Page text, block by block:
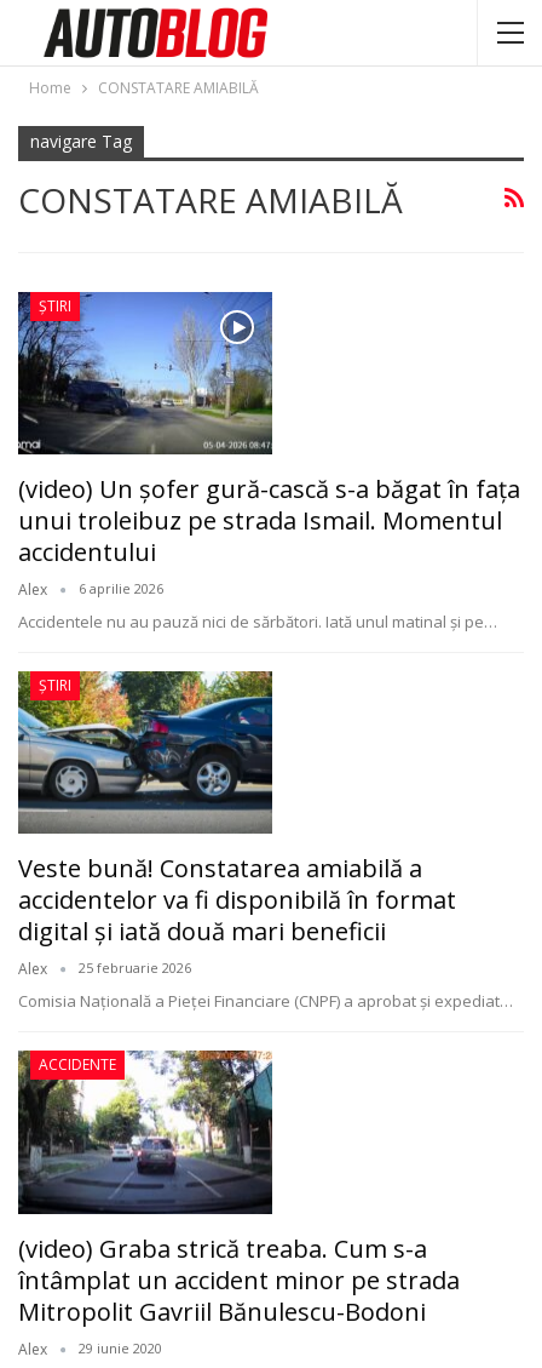
Home CONSTATARE AMIABILĂ
navigare Tag
CONSTATARE AMIABILĂ
ȘTIRI
(video) Un șofer gură-cască s-a băgat în fața
unui troleibuz pe strada Ismail. Momentul
accidentului
Alex 6 aprilie 2026
Accidentele nu au pauză nici de sărbători. Iată unul matinal și pe…
ȘTIRI
Veste bună! Constatarea amiabilă a
accidentelor va fi disponibilă în format
digital și iată două mari beneficii
Alex 25 februarie 2026
Comisia Națională a Pieței Financiare (CNPF) a aprobat și expediat…
ACCIDENTE
(video) Graba strică treaba. Cum s-a
întâmplat un accident minor pe strada
Mitropolit Gavriil Bănulescu-Bodoni
Alex 29 iunie 2020